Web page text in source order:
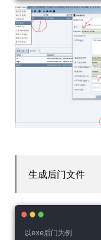
生成后门文件
以exe后门为例